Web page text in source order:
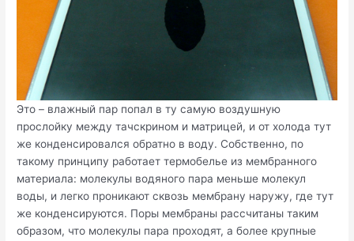
Это – влажный пар попал в ту самую воздушную
прослойку между тачскрином и матрицей, и от холода тут
же конденсировался обратно в воду. Собственно, по
такому принципу работает термобелье из мембранного
материала: молекулы водяного пара меньше молекул
воды, и легко проникают сквозь мембрану наружу, где тут
же конденсируются. Поры мембраны рассчитаны таким
образом, что молекулы пара проходят, а более крупные